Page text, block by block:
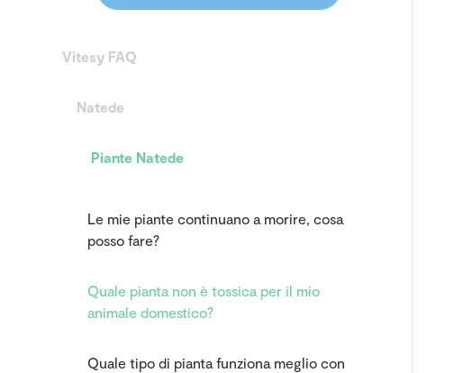
Vitesy FAQ
Natede
Piante Natede
Le mie piante continuano a morire, cosa
posso fare?
Quale pianta non è tossica per il mio
animale domestico?
Quale tipo di pianta funziona meglio con